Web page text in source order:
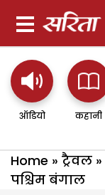
ऑडियो कहानी
Home » ट्रैवल »
पश्चिम बंगाल